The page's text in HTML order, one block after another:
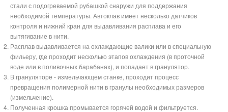
стали с подогреваемой рубашкой снаружи для поддержания
необходимой температуры. Автоклав имеет несколько датчиков
контроля и нижний кран для выдавливания расплава и его
вытягивание в нити.
Расплав выдавливается на охлаждающие валики или в специальную
фильеру, где проходит несколько этапов охлаждения (в проточной
воде или в поливочных барабанах), и попадает в гранулятор.
В грануляторе - измельчающем станке, проходит процесс
превращения полимерной нити в гранулы необходимых размеров
(измельчение).
Полученная крошка промывается горячей водой и фильтруется.